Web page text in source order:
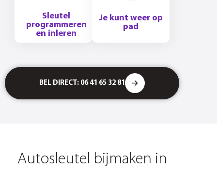
Sleutel
programmeren
en inleren
Je kunt weer op
pad
BEL DIRECT: 06 41 65 32 81
Autosleutel bijmaken in